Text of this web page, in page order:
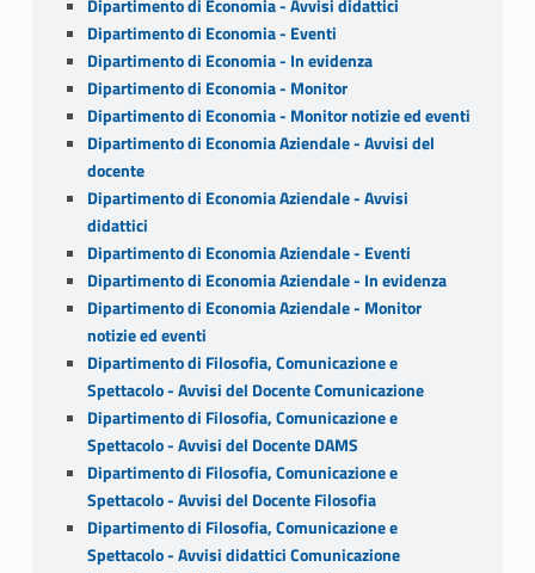
Dipartimento di Economia - Avvisi didattici
Dipartimento di Economia - Eventi
Dipartimento di Economia - In evidenza
Dipartimento di Economia - Monitor
Dipartimento di Economia - Monitor notizie ed eventi
Dipartimento di Economia Aziendale - Avvisi del
docente
Dipartimento di Economia Aziendale - Avvisi
didattici
Dipartimento di Economia Aziendale - Eventi
Dipartimento di Economia Aziendale - In evidenza
Dipartimento di Economia Aziendale - Monitor
notizie ed eventi
Dipartimento di Filosofia, Comunicazione e
Spettacolo - Avvisi del Docente Comunicazione
Dipartimento di Filosofia, Comunicazione e
Spettacolo - Avvisi del Docente DAMS
Dipartimento di Filosofia, Comunicazione e
Spettacolo - Avvisi del Docente Filosofia
Dipartimento di Filosofia, Comunicazione e
Spettacolo - Avvisi didattici Comunicazione